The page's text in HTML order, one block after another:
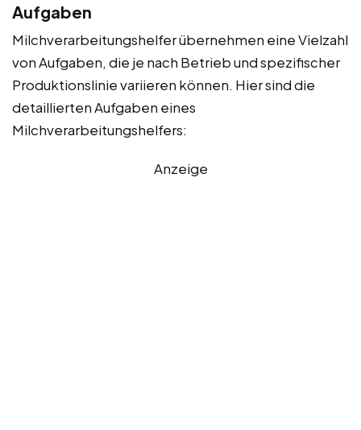
Aufgaben
Milchverarbeitungshelfer übernehmen eine Vielzahl
von Aufgaben, die je nach Betrieb und spezifischer
Produktionslinie variieren können. Hier sind die
detaillierten Aufgaben eines
Milchverarbeitungshelfers:
Anzeige